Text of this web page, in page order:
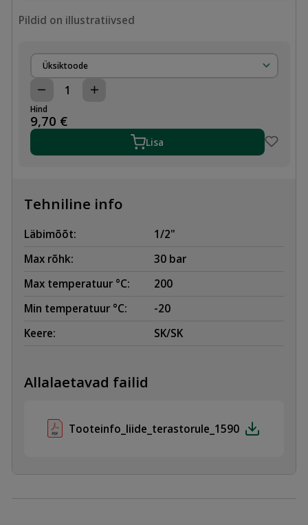
Pildid on illustratiivsed
Üksiktoode
LIIDE
TERASTORULE
1/2"-1/2"
SK,
kogus
Hind
9,70 €
Lisa
Tehniline info
Läbimõõt:
1/2"
Max rõhk:
30 bar
Max temperatuur °C:
200
Min temperatuur °C:
-20
Keere:
SK/SK
Allalaetavad failid
Tooteinfo_liide_terastorule_1590